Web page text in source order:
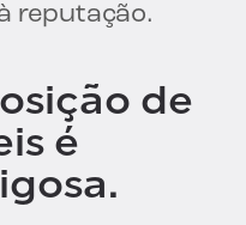
reputação.
de
é